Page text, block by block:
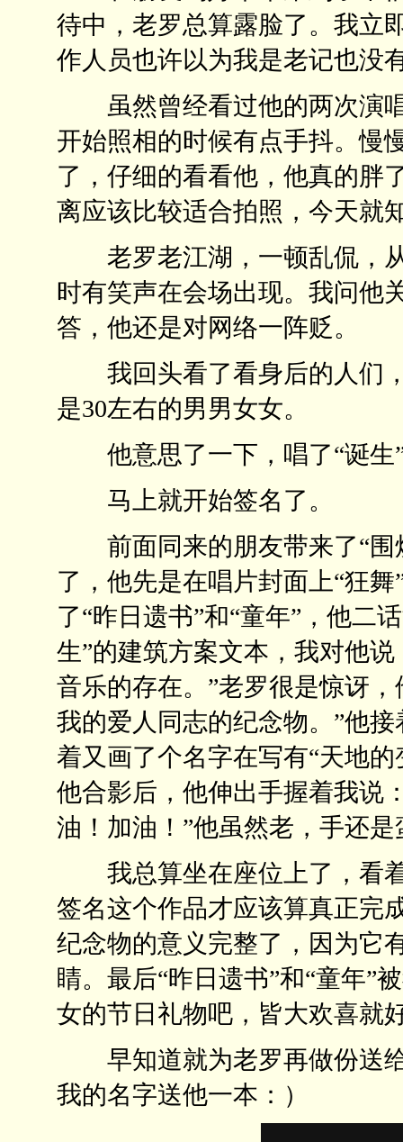
待中，老罗总算露脸了。我立
作人员也许以为我是老记也没
虽然曾经看过他的两次演唱
开始照相的时候有点手抖。慢
了，仔细的看看他，他真的胖
离应该比较适合拍照，今天就
老罗老江湖，一顿乱侃，从
时有笑声在会场出现。我问他
答，他还是对网络一阵贬。
我回头看了看身后的人们，
是30左右的男男女女。
他意思了一下，唱了“诞生
马上就开始签名了。
前面同来的朋友带来了“围
了，他先是在唱片封面上“狂
了“昨日遗书”和“童年”，他二
生”的建筑方案文本，我对他
音乐的存在。”老罗很是惊讶
我的爱人同志的纪念物。”他
着又画了个名字在写有“天地
他合影后，他伸出手握着我说
油！加油！”他虽然老，手还
我总算坐在座位上了，看着
签名这个作品才应该算真正完
纪念物的意义完整了，因为它
睛。最后“昨日遗书”和“童年”
女的节日礼物吧，皆大欢喜就
早知道就为老罗再做份送给
我的名字送他一本：）